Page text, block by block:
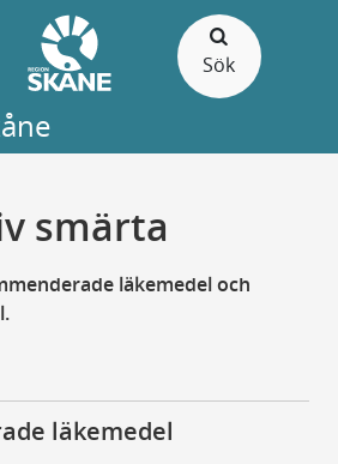
Sök
smärta
läkemedel och
läkemedel